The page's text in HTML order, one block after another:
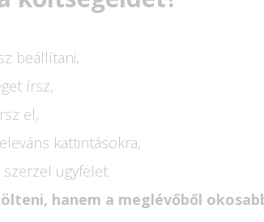
beállítani,
írsz,
el,
kattintásokra,
ügyfelet.
hanem a meglévőből